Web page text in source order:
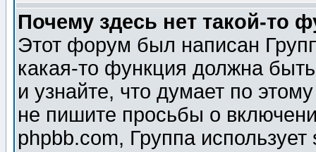
Почему здесь нет такой-то
Этот форум был написан
какая-то функция должна
и узнайте, что думает по
не пишите просьбы о
phpbb.com, Группа